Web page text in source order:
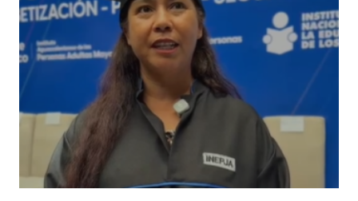
focalizar los recursos y tiempos de ejecución en estos
rubros, así como mantener coordinación con los habitantes
para dar seguimiento a peticiones de carácter social.
“Vistamos a las familias para escuchar, atender y resolver
temas en los que tenemos que trabajar de inmediato»,
sostuvo Leo Montañez en compañía de habitantes de la